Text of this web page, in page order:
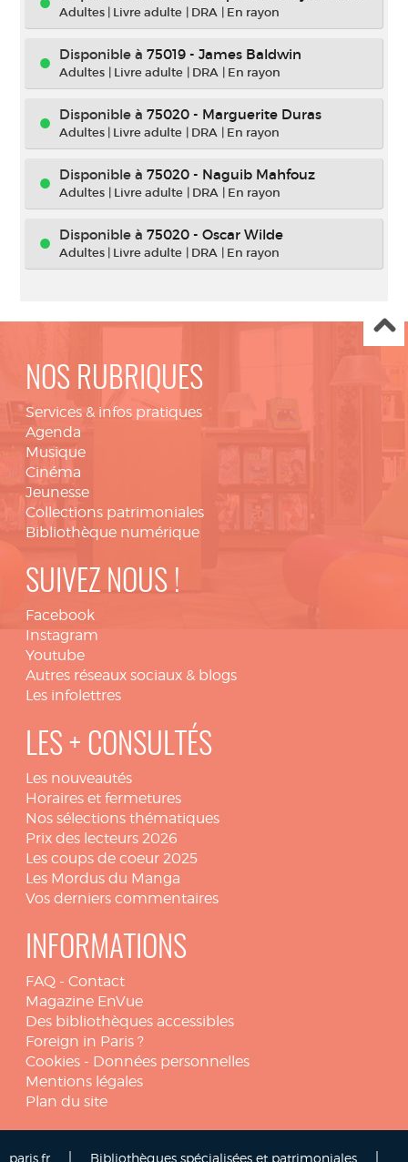
Adultes | Livre adulte | DRA | En rayon
Disponible à 75019 - James Baldwin
Adultes | Livre adulte | DRA | En rayon
Disponible à 75020 - Marguerite Duras
Adultes | Livre adulte | DRA | En rayon
Disponible à 75020 - Naguib Mahfouz
Adultes | Livre adulte | DRA | En rayon
Disponible à 75020 - Oscar Wilde
Adultes | Livre adulte | DRA | En rayon
NOS RUBRIQUES
Services & infos pratiques
Agenda
Musique
Cinéma
Jeunesse
Collections patrimoniales
Bibliothèque numérique
SUIVEZ NOUS !
Facebook
Instagram
Youtube
Autres réseaux sociaux & blogs
Les infolettres
LES + CONSULTÉS
Les nouveautés
Horaires et fermetures
Nos sélections thématiques
Prix des lecteurs 2026
Les coups de coeur 2025
Les Mordus du Manga
Vos derniers commentaires
INFORMATIONS
FAQ - Contact
Magazine EnVue
Des bibliothèques accessibles
Foreign in Paris ?
Cookies - Données personnelles
Mentions légales
Plan du site
paris.fr Bibliothèques spécialisées et patrimoniales